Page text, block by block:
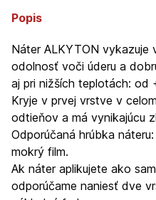
Popis
Náter ALKYTON vykazuje
odolnosť voči úderu a
aj pri nižších teplotách: od
Kryje v prvej vrstve v
odtieňov a má vynikajúcu
Odporúčaná hrúbka
mokrý film.
Ak náter aplikujete ako
odporúčame naniesť dve